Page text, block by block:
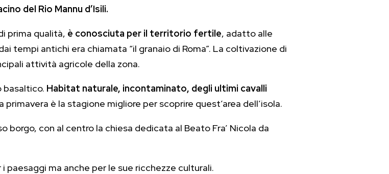
del Rio Mannu d’Isili.
prima qualità, è conosciuta per il territorio fertile, adatto alle
tempi antichi era chiamata “il granaio di Roma”. La coltivazione di
attività agricole della zona.
basaltico. Habitat naturale, incontaminato, degli ultimi cavalli
primavera è la stagione migliore per scoprire quest’area dell’isola.
borgo, con al centro la chiesa dedicata al Beato Fra’ Nicola da
paesaggi ma anche per le sue ricchezze culturali.